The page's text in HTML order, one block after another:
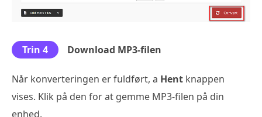
Trin 4 Download MP3-filen
Når konverteringen er fuldført, a Hent knappen
vises. Klik på den for at gemme MP3-filen på din
enhed.